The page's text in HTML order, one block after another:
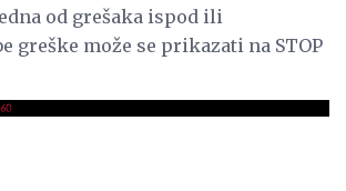
od grešaka ispod ili
greške može se prikazati na STOP